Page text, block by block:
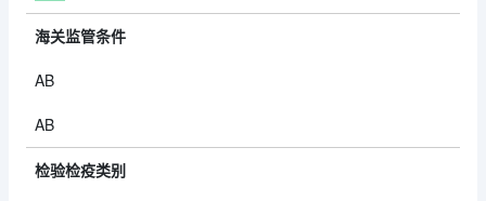
海关监管条件
AB
AB
检验检疫类别